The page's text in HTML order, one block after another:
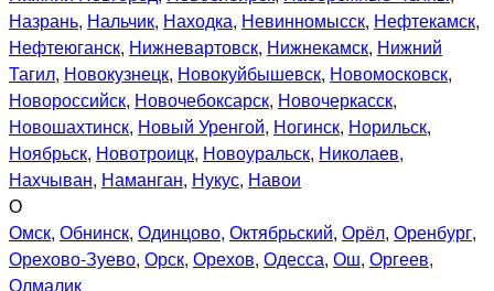
Назрань, Нальчик, Находка, Невинномысск, Нефтекамск,
Нефтеюганск, Нижневартовск, Нижнекамск, Нижний
Тагил, Новокузнецк, Новокуйбышевск, Новомосковск,
Новороссийск, Новочебоксарск, Новочеркасск,
Новошахтинск, Новый Уренгой, Ногинск, Норильск,
Ноябрьск, Новотроицк, Новоуральск, Николаев,
Нахчыван, Наманган, Нукус, Навои
О
Омск, Обнинск, Одинцово, Октябрьский, Орёл, Оренбург,
Орехово-Зуево, Орск, Орехов, Одесса, Ош, Оргеев,
Олмалик